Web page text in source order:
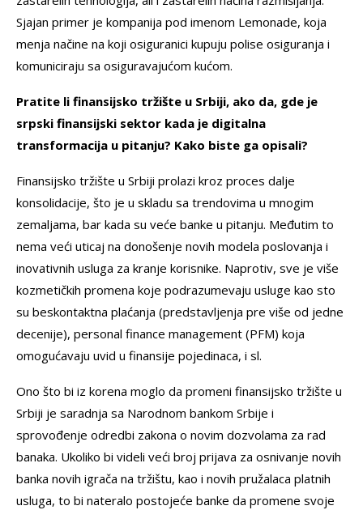
Sjajan primer je kompanija pod imenom Lemonade, koja
menja načine na koji osiguranici kupuju polise osiguranja i
komuniciraju sa osiguravajućom kućom.
Pratite li finansijsko tržište u Srbiji, ako da, gde je
srpski finansijski sektor kada je digitalna
transformacija u pitanju? Kako biste ga opisali?
Finansijsko tržište u Srbiji prolazi kroz proces dalje
konsolidacije, što je u skladu sa trendovima u mnogim
zemaljama, bar kada su veće banke u pitanju. Međutim to
nema veći uticaj na donošenje novih modela poslovanja i
inovativnih usluga za kranje korisnike. Naprotiv, sve je više
kozmetičkih promena koje podrazumevaju usluge kao sto
su beskontaktna plaćanja (predstavljenja pre više od jedne
decenije), personal finance management (PFM) koja
omogućavaju uvid u finansije pojedinaca, i sl.
Ono što bi iz korena moglo da promeni finansijsko tržište u
Srbiji je saradnja sa Narodnom bankom Srbije i
sprovođenje odredbi zakona o novim dozvolama za rad
banaka. Ukoliko bi videli veći broj prijava za osnivanje novih
banka novih igrača na tržištu, kao i novih pružalaca platnih
usluga, to bi nateralo postojeće banke da promene svoje